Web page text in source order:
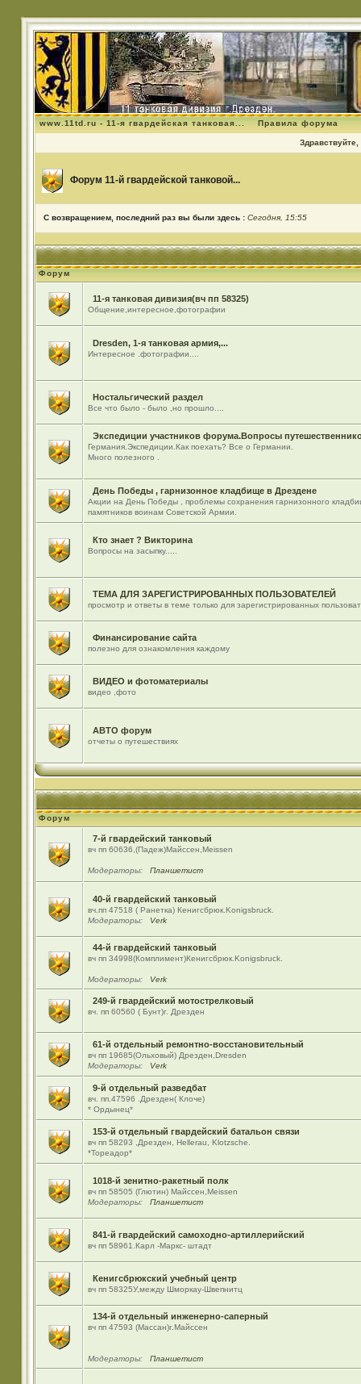
www.11td.ru - 11-я гвардейская танковая... Правила форума
Здравствуйте,
Форум 11-й гвардейской танковой...
С возвращением, последний раз вы были здесь : Сегодня, 15:55
Форум
11-я танковая дивизия(вч пп 58325)
Общение,интересное,фотографии
Dresden, 1-я танковая армия,...
Интересное .фотографии....
Ностальгический раздел
Все что было - было ,но прошло....
Экспедиции участников форума.Вопросы
Германия.Экспедиции.Как поехать? Все о Германии.
Много полезного .
День Победы , гарнизонное кладбище в Дрездене
Акции на День Победы , проблемы сохранения гарнизонного
памятников воинам Советской Армии.
Кто знает ? Викторина
Вопросы на засыпку.....
ТЕМА ДЛЯ ЗАРЕГИСТРИРОВАННЫХ ПОЛЬЗОВАТЕЛЕЙ
просмотр и ответы в теме только для зарегистрированных
Финансирование сайта
полезно для ознакомления каждому
ВИДЕО и фотоматериалы
видео ,фото
АВТО форум
отчеты о путешествиях
Форум
7-й гвардейский танковый
вч пп 60636,(Падеж)Майсcен,Meissen
Модераторы: Планшетист
40-й гвардейский танковый
вч.пп 47518 ( Ранетка) Кенигсбрюк.Konigsbruck.
Модераторы:
Verk
44-й гвардейский танковый
вч пп 34998(Комплимент)Кенигсбрюк.Konigsbruck.
Модераторы: Verk
249-й гвардейский мотострелковый
вч. пп 60560 ( Бунт)г. Дрезден
61-й отдельный ремонтно-восстановительный
вч пп 19685(Ольховый) Дрезден,Dresden
Модераторы:
Verk
9-й отдельный разведбат
вч. пп.47596 .Дрезден( Клоче)
* Ордынец*
153-й отдельный гвардейский батальон связи
вч пп 58293 ,Дрезден, Hellerau, Klotzsche.
*Тореадор*
1018-й зенитно-ракетный полк
вч пп 58505 (Глютин) Майсcен,Meissen
Модераторы:
Планшетист
841-й гвардейский самоходно-артиллерийский
вч пп 58961.Карл -Маркс- штадт
Кенигсбрюкский учебный центр
вч пп 58325У,между Шморкау-Швепнитц
134-й отдельный инженерно-саперный
вч пп 47593 (Массан)г.Майссен
Модераторы: Планшетист